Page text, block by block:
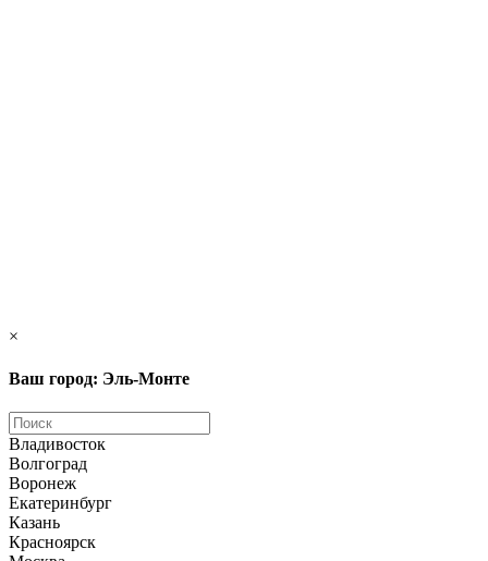
×
Ваш город: Эль-Монте
Владивосток
Волгоград
Воронеж
Екатеринбург
Казань
Красноярск